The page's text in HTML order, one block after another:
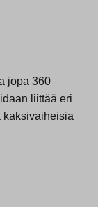
jopa 360
liittää eri
kaksivaiheisia